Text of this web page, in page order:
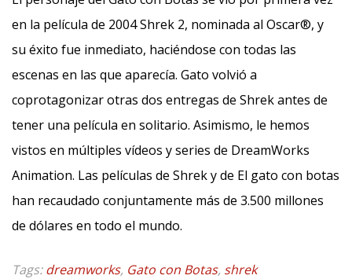
en la película de 2004 Shrek 2, nominada al Oscar®, y
su éxito fue inmediato, haciéndose con todas las
escenas en las que aparecía. Gato volvió a
coprotagonizar otras dos entregas de Shrek antes de
tener una película en solitario. Asimismo, le hemos
vistos en múltiples vídeos y series de DreamWorks
Animation. Las películas de Shrek y de El gato con botas
han recaudado conjuntamente más de 3.500 millones
de dólares en todo el mundo.
Tags:dreamworks, Gato con Botas, shrek